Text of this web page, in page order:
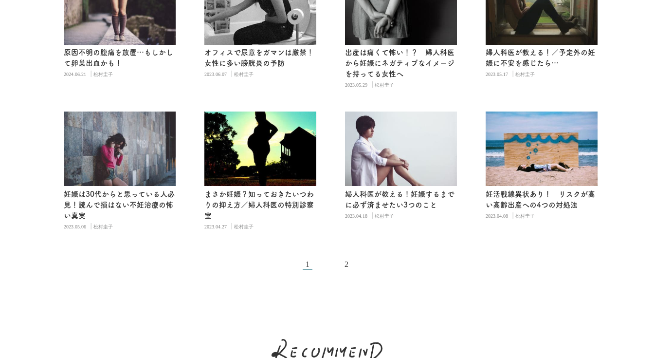
原因不明の腹痛を放置…もしかし
て卵巣出血かも！
2024.06.21 |松村圭子
オフィスで尿意をガマンは厳禁！
女性に多い膀胱炎の予防
2023.06.07 |松村圭子
出産は痛くて怖い！？ 婦人科医
から妊娠にネガティブなイメージ
を持ってる女性へ
2023.05.29 | 松村圭子
婦人科医が教える！／予定外の妊
娠に不安を感じたら…
2023.05.17 | 松村圭子
妊娠は30代からと思っている人必
見！読んで損はない不妊治療の怖
い真実
2023.05.06 |松村圭子
まさか妊娠？知っておきたいつわ
りの抑え方／婦人科医の特別診察
室
2023.04.27 |松村圭子
婦人科医が教える！妊娠するまで
に必ず済ませたい3つのこと
2023.04.18 | 松村圭子
妊活戦線異状あり！ リスクが高
い高齢出産への4つの対処法
2023.04.08 | 松村圭子
1 2